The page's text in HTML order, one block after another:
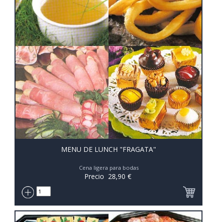
MENU DE LUNCH "FRAGATA"
Cena ligera para bodas
Precio 28,90 €